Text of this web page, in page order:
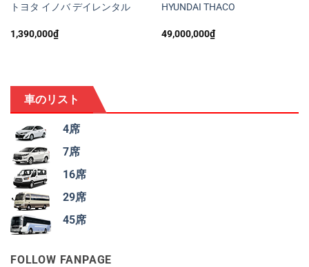
トヨタ イノバ デイレンタル
1,390,000₫
HYUNDAI THACO
49,000,000₫
車のリスト
4席
7席
16席
29席
45席
FOLLOW FANPAGE